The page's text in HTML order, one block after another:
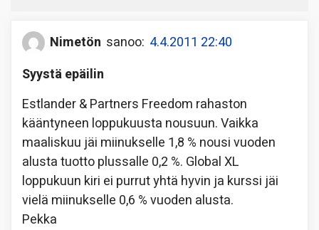
Nimetön sanoo: 4.4.2011 22:40
Syystä epäilin
Estlander & Partners Freedom rahaston
kääntyneen loppukuusta nousuun. Vaikka
maaliskuu jäi miinukselle 1,8 % nousi vuoden
alusta tuotto plussalle 0,2 %. Global XL
loppukuun kiri ei purrut yhtä hyvin ja kurssi jäi
vielä miinukselle 0,6 % vuoden alusta.
Pekka